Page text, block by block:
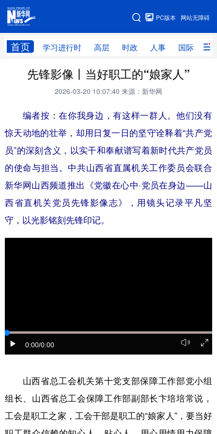
网站无障碍
PC版本
首页 学习进行时 高层 时政 人事 国际 财
网站地图
学习进行时 高层 时政 人事
财经 网评
台湾 思客智库 全球连线 教育
科技 科创 量子 体育
文化 书画 健康 军事
访谈 视频 图片 政务
食品 人居
学术中国 乡村振兴 银龄 溯源中国
地方频道
北京 天津 河北 山西
辽宁 吉林 上海 江苏
浙江 安徽 福建 江西
先锋影像丨当好职工的“娘家人”
2026-03-20 10:07:40 来源：新华网
编者按：在你我身边，有这样一群人。他们没有
惊天动地的壮举，却用日复一日的坚守诠释着“共产党
员”的深刻含义，以实干和奉献谱写着新时代共产党员
的使命与担当。中共山西省直属机关工作委员会联合
新华网山西频道推出《党徽在心中·党员在身边——山
西省直机关党员先锋影像志》，用镜头记录平凡坚
守，以光影铭刻先锋印记。
0:00/0:00
山西省总工会机关第十党支部保障工作部党小组
组长、山西省总工会保障工作部副部长卞培培常说，
工会是职工之家，工会干部是职工的“娘家人”，要当好